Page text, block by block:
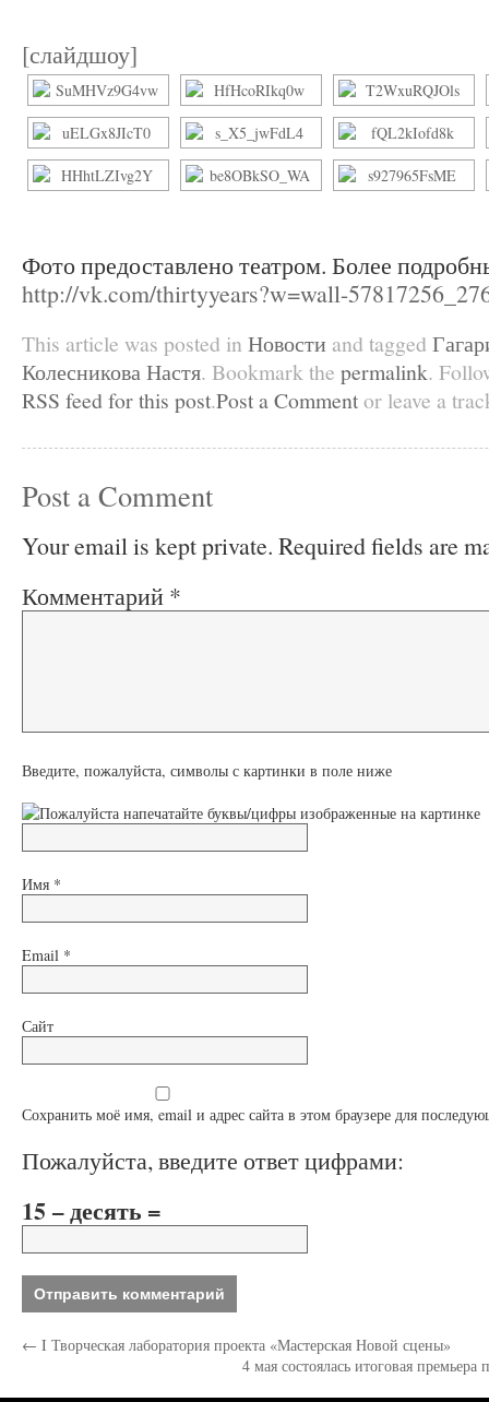
[слайдшоу]
Фото предоставлено театром. Более
http://vk.com/thirtyyears?w=wall-
This article was posted in Новости and tagged
Колесникова Настя. Bookmark the permalink.
RSS feed for this post.Post a Commentor leave a
Post a Comment
Your email is kept private. Required fields are
Комментарий *
Введите, пожалуйста, символы с картинки в поле ниже
Имя *
Email *
Сайт
Сохранить моё имя, email и адрес сайта в этом браузере для
Пожалуйста, введите ответ цифрами:
15 − десять =
← I Творческая лаборатория проекта «Мастерская Новой сцены»
4 мая состоялась итоговая